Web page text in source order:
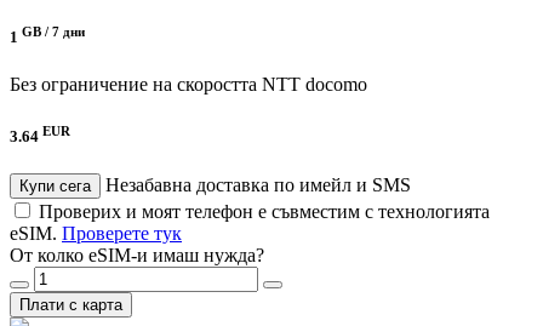
1 GB / 7 дни
Без ограничение на скоростта NTT docomo
3.64 EUR
Купи сега
Незабавна доставка по имейл и SMS
Проверих и моят телефон е съвместим с технологията
eSIM. Проверете тук
От колко eSIM-и имаш нужда?
Плати с карта